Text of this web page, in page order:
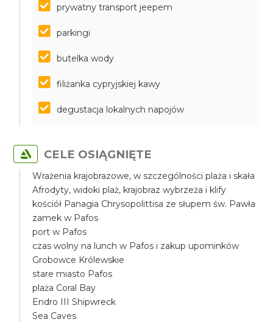
prywatny transport jeepem
parkingi
butelka wody
filiżanka cypryjskiej kawy
degustacja lokalnych napojów
CELE OSIĄGNIĘTE
Wrażenia krajobrazowe, w szczególności plaża i skała
Afrodyty, widoki plaż, krajobraz wybrzeża i klify
kościół Panagia Chrysopolittisa ze słupem św. Pawła
zamek w Pafos
port w Pafos
czas wolny na lunch w Pafos i zakup upominków
Grobowce Królewskie
stare miasto Pafos
plaża Coral Bay
Endro III Shipwreck
Sea Caves